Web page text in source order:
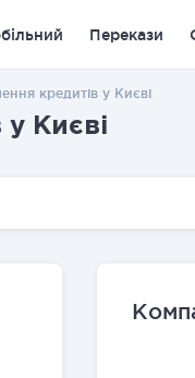
Перекази
кредитів у Києві
Києві